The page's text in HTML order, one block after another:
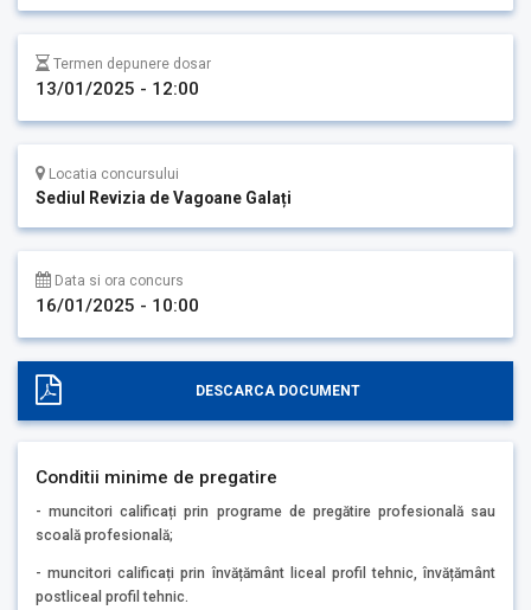
Termen depunere dosar
13/01/2025 - 12:00
Locatia concursului
Sediul Revizia de Vagoane Galați
Data si ora concurs
16/01/2025 - 10:00
DESCARCA DOCUMENT
Conditii minime de pregatire
- muncitori calificați prin programe de pregătire profesională sau
scoală profesională;
- muncitori calificați prin învățământ liceal profil tehnic, învățământ
postliceal profil tehnic.